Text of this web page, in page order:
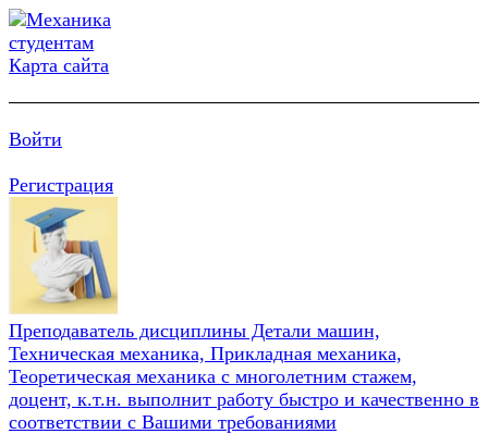
Карта сайта
Войти
Регистрация
Преподаватель дисциплины Детали машин,
Техническая механика, Прикладная механика,
Теоретическая механика с многолетним стажем,
доцент, к.т.н. выполнит работу быстро и качественно в
соответствии с Вашими требованиями